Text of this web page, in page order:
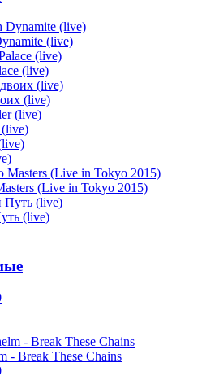
(live)
(live)
(live)
(live)
(Live in Tokyo 2015)
(live)
- Break These Chains